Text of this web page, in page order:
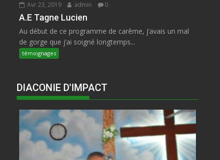
Avr 23, 2019 admin 0
A.E Tagne Lucien
Au début de ce programme de carême, j’avais un mal
de gorge que j’ai soigné longtemps...
témoignages
DIACONIE D'IMPACT